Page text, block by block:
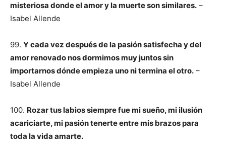
misteriosa donde el amor y la muerte son similares. –
Isabel Allende
99. Y cada vez después de la pasión satisfecha y del
amor renovado nos dormimos muy juntos sin
importarnos dónde empieza uno ni termina el otro. –
Isabel Allende
100. Rozar tus labios siempre fue mi sueño, mi ilusión
acariciarte, mi pasión tenerte entre mis brazos para
toda la vida amarte.